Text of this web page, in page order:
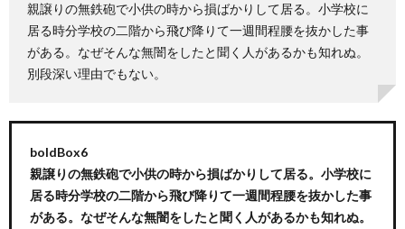
親譲りの無鉄砲で小供の時から損ばかりして居る。小学校に
居る時分学校の二階から飛び降りて一週間程腰を抜かした事
がある。なぜそんな無闇をしたと聞く人があるかも知れぬ。
別段深い理由でもない。
boldBox6
親譲りの無鉄砲で小供の時から損ばかりして居る。小学校に
居る時分学校の二階から飛び降りて一週間程腰を抜かした事
がある。なぜそんな無闇をしたと聞く人があるかも知れぬ。